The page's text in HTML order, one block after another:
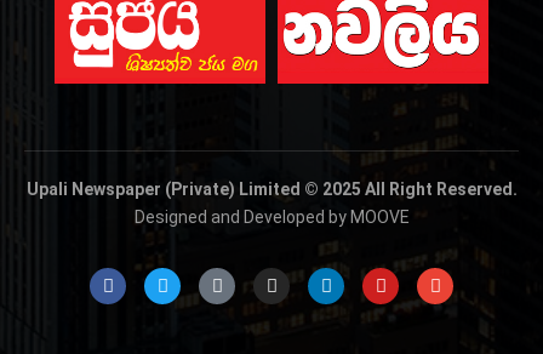
Upali Newspaper (Private) Limited © 2025 All Right Reserved.
Designed and Developed by MOOVE